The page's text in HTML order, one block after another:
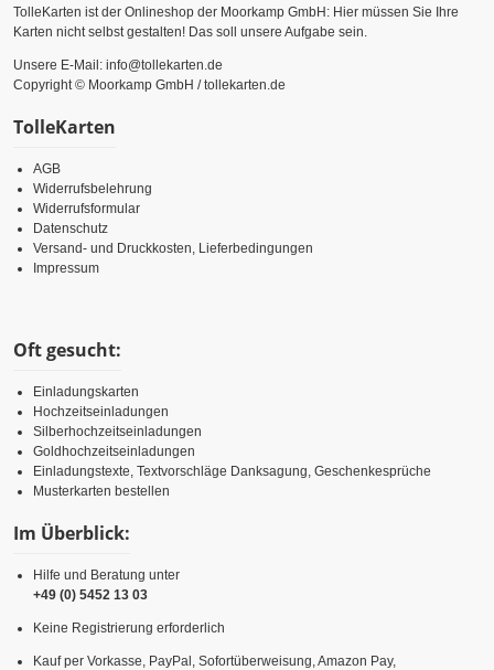
TolleKarten ist der Onlineshop der Moorkamp GmbH: Hier müssen Sie Ihre
Karten nicht selbst gestalten! Das soll unsere Aufgabe sein.
Unsere E-Mail: info@tollekarten.de
Copyright © Moorkamp GmbH / tollekarten.de
TolleKarten
AGB
Widerrufsbelehrung
Widerrufsformular
Datenschutz
Versand- und Druckkosten, Lieferbedingungen
Impressum
Oft gesucht:
Einladungskarten
Hochzeitseinladungen
Silberhochzeitseinladungen
Goldhochzeitseinladungen
Einladungstexte, Textvorschläge Danksagung, Geschenkesprüche
Musterkarten bestellen
Im Überblick:
Hilfe und Beratung unter
+49 (0) 5452 13 03
Keine Registrierung erforderlich
Kauf per Vorkasse, PayPal, Sofortüberweisung, Amazon Pay,